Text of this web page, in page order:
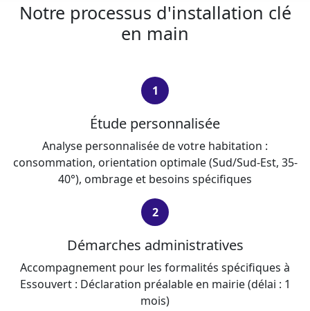
Notre processus d'installation clé
en main
1
Étude personnalisée
Analyse personnalisée de votre habitation :
consommation, orientation optimale (Sud/Sud-Est, 35-
40°), ombrage et besoins spécifiques
2
Démarches administratives
Accompagnement pour les formalités spécifiques à
Essouvert : Déclaration préalable en mairie (délai : 1
mois)